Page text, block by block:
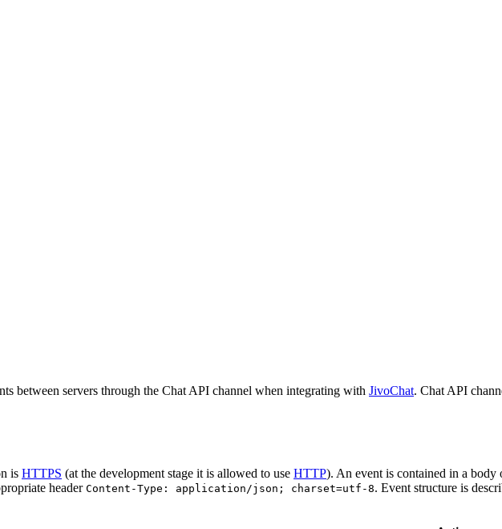
between servers through the Chat API channel when integrating with JivoChat. Chat API
is HTTPS (at the development stage it is allowed to use HTTP). An event is contained in a body
headerContent-Type: application/json; charset=utf-8. Event structure is